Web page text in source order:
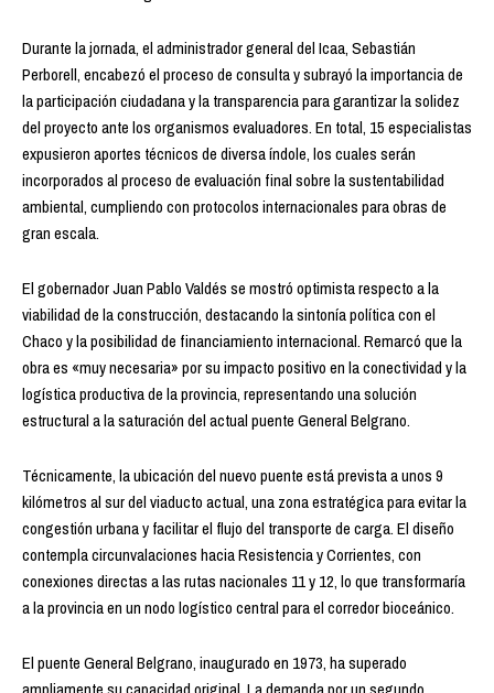
Durante la jornada, el administrador general del Icaa, Sebastián
Perborell, encabezó el proceso de consulta y subrayó la importancia de
la participación ciudadana y la transparencia para garantizar la solidez
del proyecto ante los organismos evaluadores. En total, 15 especialistas
expusieron aportes técnicos de diversa índole, los cuales serán
incorporados al proceso de evaluación final sobre la sustentabilidad
ambiental, cumpliendo con protocolos internacionales para obras de
gran escala.
El gobernador Juan Pablo Valdés se mostró optimista respecto a la
viabilidad de la construcción, destacando la sintonía política con el
Chaco y la posibilidad de financiamiento internacional. Remarcó que la
obra es «muy necesaria» por su impacto positivo en la conectividad y la
logística productiva de la provincia, representando una solución
estructural a la saturación del actual puente General Belgrano.
Técnicamente, la ubicación del nuevo puente está prevista a unos 9
kilómetros al sur del viaducto actual, una zona estratégica para evitar la
congestión urbana y facilitar el flujo del transporte de carga. El diseño
contempla circunvalaciones hacia Resistencia y Corrientes, con
conexiones directas a las rutas nacionales 11 y 12, lo que transformaría
a la provincia en un nodo logístico central para el corredor bioceánico.
El puente General Belgrano, inaugurado en 1973, ha superado